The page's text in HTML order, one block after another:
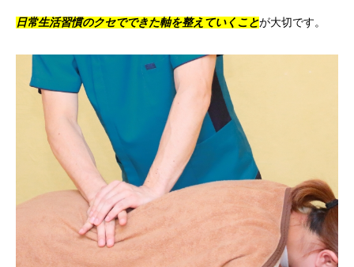
日常生活習慣のクセでできた軸を整えていくことが大切です。